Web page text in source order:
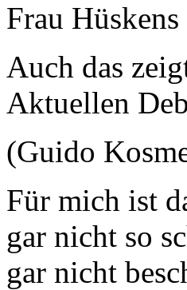
Frau
Auch das
Aktuellen
(Guido
Für mich ist
gar nicht so
gar nicht